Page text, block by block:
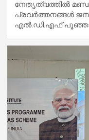
നേതൃത്വത്തില്‍
പ്രവര്‍ത്തനങ്ങള്‍
എല്‍.ഡി.എഫ്